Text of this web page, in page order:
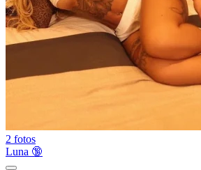
2 fotos
Luna 🔞